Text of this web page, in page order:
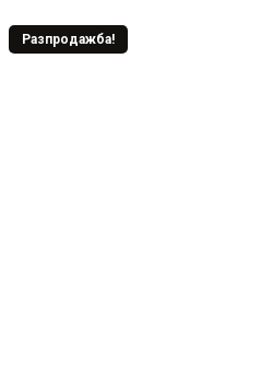
Разпродажба!